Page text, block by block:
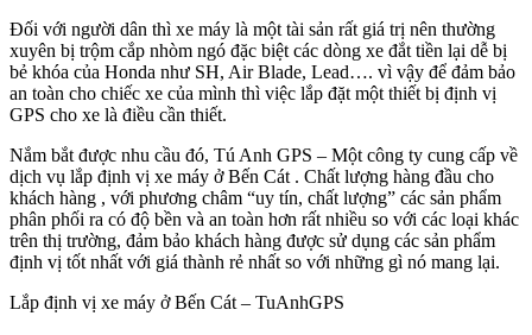
Đối với người dân thì xe máy là một tài sản rất giá trị nên thường
xuyên bị trộm cắp nhòm ngó đặc biệt các dòng xe đắt tiền lại dễ bị
bẻ khóa của Honda như SH, Air Blade, Lead…. vì vậy để đảm bảo
an toàn cho chiếc xe của mình thì việc lắp đặt một thiết bị định vị
GPS cho xe là điều cần thiết.
Nắm bắt được nhu cầu đó, Tú Anh GPS – Một công ty cung cấp về
dịch vụ lắp định vị xe máy ở Bến Cát . Chất lượng hàng đầu cho
khách hàng , với phương châm “uy tín, chất lượng” các sản phẩm
phân phối ra có độ bền và an toàn hơn rất nhiều so với các loại khác
trên thị trường, đảm bảo khách hàng được sử dụng các sản phẩm
định vị tốt nhất với giá thành rẻ nhất so với những gì nó mang lại.
Lắp định vị xe máy ở Bến Cát – TuAnhGPS